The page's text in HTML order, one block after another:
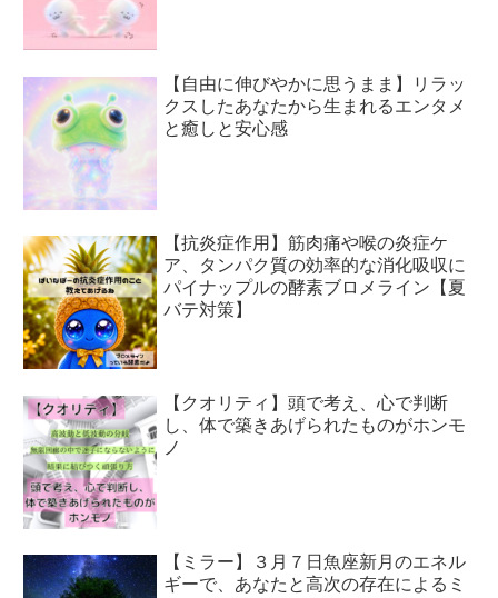
【自由に伸びやかに思うまま】リラッ
クスしたあなたから生まれるエンタメ
と癒しと安心感
【抗炎症作用】筋肉痛や喉の炎症ケ
ア、タンパク質の効率的な消化吸収に
パイナップルの酵素ブロメライン【夏
バテ対策】
【クオリティ】頭で考え、心で判断
し、体で築きあげられたものがホンモ
ノ
【ミラー】３月７日魚座新月のエネル
ギーで、あなたと高次の存在によるミ